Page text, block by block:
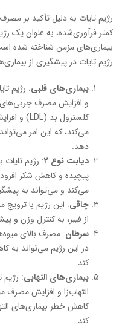
رژیم تایات به دلیل تأکید بر
کمتر فرآوری‌شده، به عنوان یک
بیماری‌های مزمن شناخته شده
رژیم تایات در پیشگیری از
بیماری‌های قلبی: رژیم
می‌کند، که این امر
دهد.
دیابت نوع ۲: رژیم
پیچیده و کاهش شکر
می‌کند و می‌تواند به
چاقی: این رژیم با
از فیبر، به کنترل وزن و
سرطان: مصرف بالای
در این رژیم می‌تواند
کند.
بیماری‌های التهابی:
التهاب‌زا و افزایش مصرف
کاهش خطر بیماری‌های
کند.